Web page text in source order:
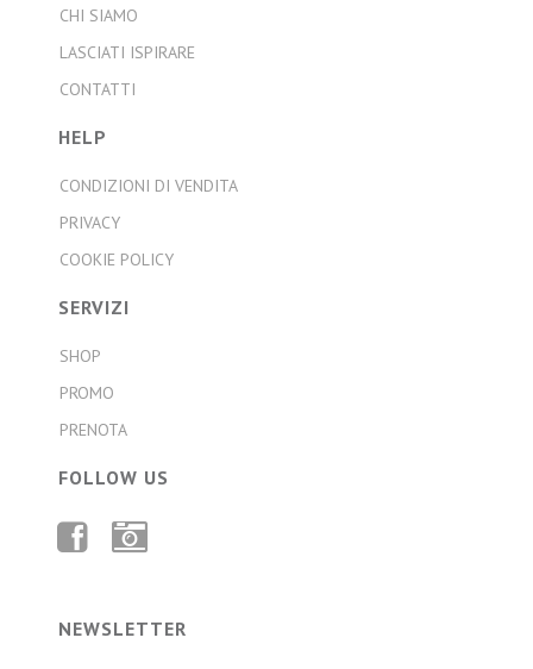
CHI SIAMO
LASCIATI ISPIRARE
CONTATTI
HELP
CONDIZIONI DI VENDITA
PRIVACY
COOKIE POLICY
SERVIZI
SHOP
PROMO
PRENOTA
FOLLOW US
FACEBOOK
NEWSLETTER